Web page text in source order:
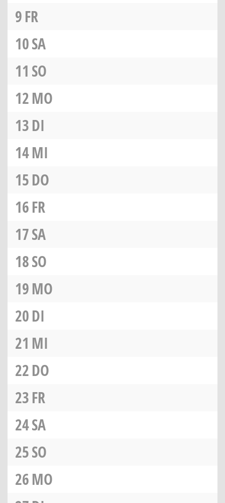
9FR
10SA
11 SO
12MO
13DI
14MI
15DO
16FR
17SA
18SO
19MO
20DI
21 MI
22DO
23FR
24SA
25SO
26MO